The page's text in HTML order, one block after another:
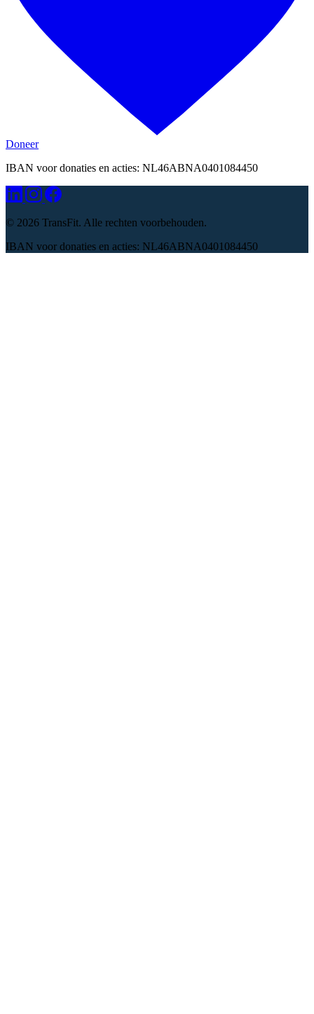
Doneer
IBAN voor donaties en acties: NL46ABNA0401084450
© 2026 TransFit. Alle rechten voorbehouden.
IBAN voor donaties en acties: NL46ABNA0401084450